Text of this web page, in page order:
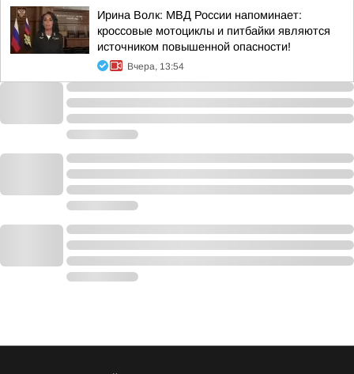
Ирина Волк: МВД России напоминает:
кроссовые мотоциклы и питбайки являются
источником повышенной опасности!
Вчера, 13:54